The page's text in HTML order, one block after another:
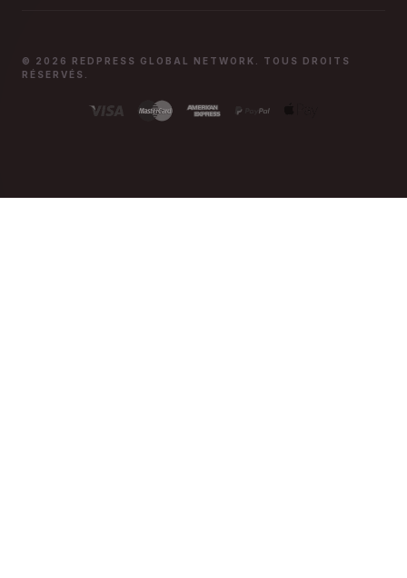
© 2026 REDPRESS GLOBAL NETWORK. TOUS DROITS
RÉSERVÉS.